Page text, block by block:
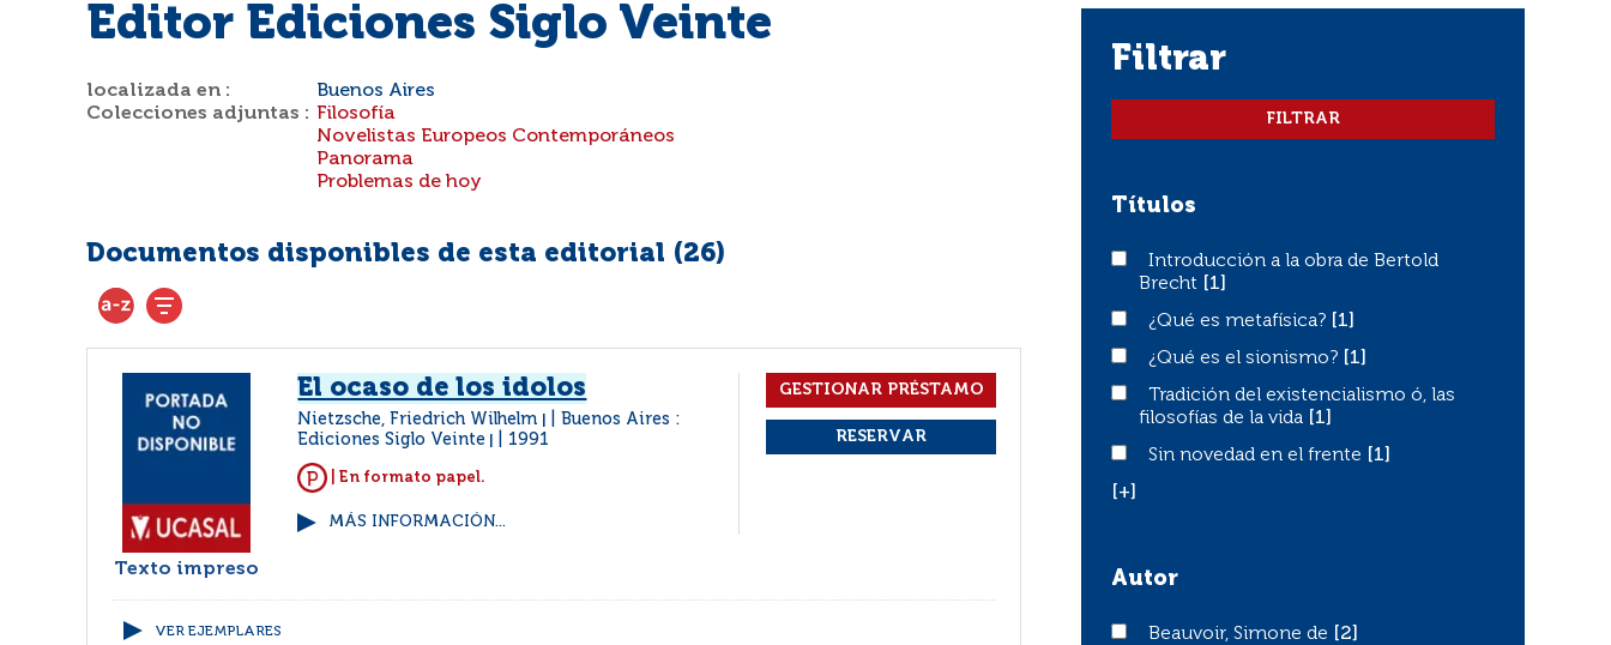
Editor Ediciones Siglo Veinte
localizada en :
Buenos Aires
Colecciones adjuntas : Filosofía
Novelistas Europeos Contemporáneos
Panorama
Problemas de hoy
Documentos disponibles de esta editorial (26)
Texto impreso
El ocaso de los idolos
Nietzsche, Friedrich Wilhelm
Buenos Aires :
Ediciones Siglo Veinte
1991
| En formato papel.
MÁS INFORMACIÓN...
VER EJEMPLARES
filtrar
Títulos
Introducción a la obra de Bertold Brecht
Introducción a la obra de Bertold
Brecht
[1]
¿Qué es metafísica?
¿Qué es metafísica?
[1]
¿Qué es el sionismo?
¿Qué es el sionismo?
[1]
Tradición del existencialismo ó, las filosofías de la vida
Tradición del existencialismo ó, las
filosofías de la vida
[1]
Sin novedad en el frente
Sin novedad en el frente
[1]
[+]
Autor
Beauvoir, Simone de
Beauvoir, Simone de
[2]